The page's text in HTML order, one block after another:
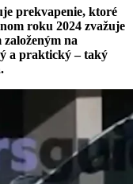
prekvapenie, ktoré
roku 2024 zvažuje
na
a praktický – taký